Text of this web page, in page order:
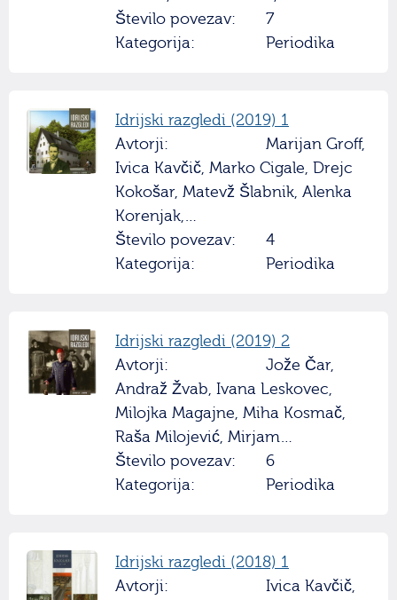
Število povezav:
7
Kategorija:
Periodika
Idrijski razgledi (2019) 1
Avtorji:
Marijan Groff,
Ivica Kavčič, Marko Cigale, Drejc
Kokošar, Matevž Šlabnik, Alenka
Korenjak,…
Število povezav:
4
Kategorija:
Periodika
Idrijski razgledi (2019) 2
Avtorji:
Jože Čar,
Andraž Žvab, Ivana Leskovec,
Milojka Magajne, Miha Kosmač,
Raša Milojević, Mirjam…
Število povezav:
6
Kategorija:
Periodika
Idrijski razgledi (2018) 1
Avtorji:
Ivica Kavčič,